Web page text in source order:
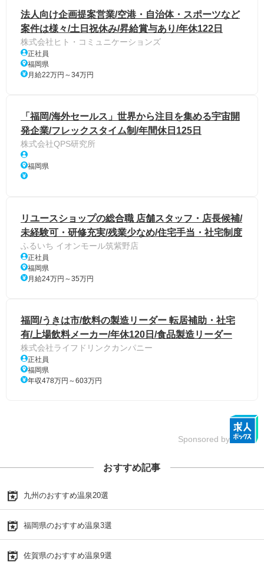
法人向け企画提案営業/空港・自治体・スポーツなど
案件は様々/土日祝休み/昇給賞与あり/年休122日
株式会社ヒト・コミュニケーションズ
正社員
福岡県
月給22万円～34万円
「福岡/海外セールス」世界から注目を集める宇宙開
発企業/フレックスタイム制/年間休日125日
株式会社QPS研究所
福岡県
リユースショップの総合職 店舗スタッフ・店長候補/
未経験可・研修充実/残業少なめ/住宅手当・社宅制度
ふるいち イオンモール筑紫野店
正社員
福岡県
月給24万円～35万円
福岡/うきは市/飲料の製造リーダー 転居補助・社宅
有/上場飲料メーカー/年休120日/食品製造リーダー
株式会社ライフドリンクカンパニー
正社員
福岡県
年収478万円～603万円
Sponsored by
おすすめ記事
九州のおすすめ温泉20選
福岡県のおすすめ温泉3選
佐賀県のおすすめ温泉9選